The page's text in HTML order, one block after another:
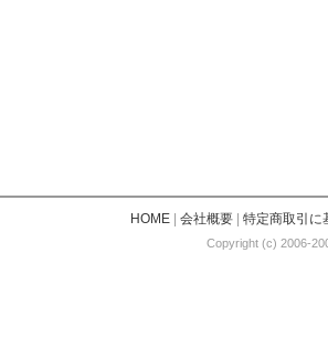
HOME| 会社概要| 特定商取引に
Copyright (c) 2006-